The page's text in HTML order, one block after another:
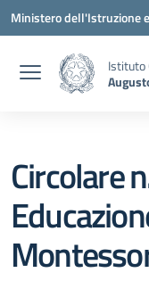
Vai ai contenuti
Vai al menu di navigazione
Vai al footer
Ministero dell'Istruzione
Istituto
Circolare